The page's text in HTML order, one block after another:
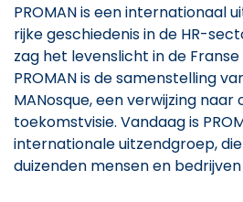
PROMAN is een internationaal
rijke geschiedenis in de HR-
zag het levenslicht in de Franse
PROMAN is de samenstelling
MANosque, een verwijzing
toekomstvisie. Vandaag is
internationale uitzendgroep,
duizenden mensen en